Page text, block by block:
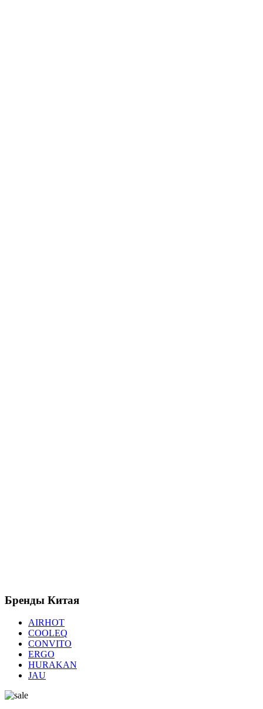
Бренды Китая
AIRHOT
COOLEQ
CONVITO
ERGO
HURAKAN
JAU